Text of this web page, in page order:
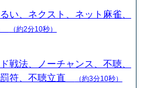
い、ネクスト、ネット麻雀、
（約2分10秒）
戦法、ノーチャンス、不聴、
符、不聴立直
（約3分10秒）